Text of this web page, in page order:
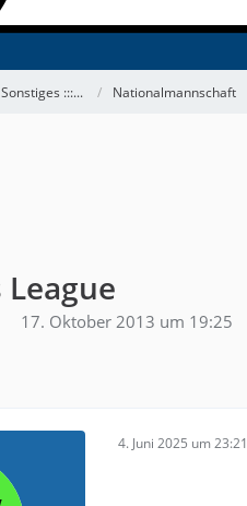
Sonstiges :::... Nationalmannschaft
17. Oktober 2013 um 19:25
4. Juni 2025 um 23:21